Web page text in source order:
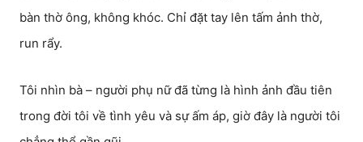
bàn thờ ông, không khóc. Chỉ đặt tay lên tấm ảnh thờ,
run rẩy.
Tôi nhìn bà – người phụ nữ đã từng là hình ảnh đầu tiên
trong đời tôi về tình yêu và sự ấm áp, giờ đây là người tôi